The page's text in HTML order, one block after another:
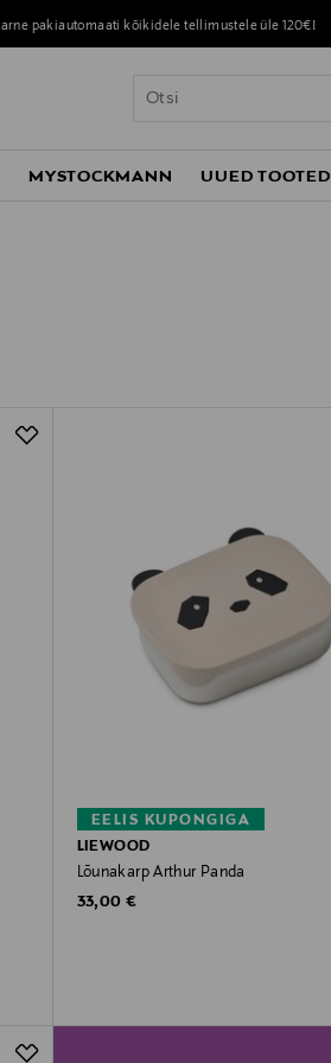
pakiautomaati kõikidele tellimustele üle 120€!
MYSTOCKMANN UUED TOOTED
EELIS KUPONGIGA
LIEWOOD
Lõunakarp Arthur Panda
Original Price
33,00 €